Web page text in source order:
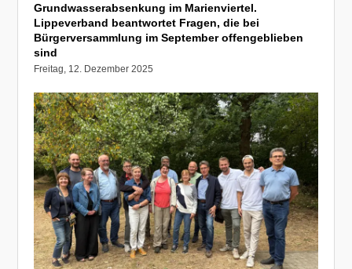
Grundwasserabsenkung im Marienviertel.
Lippeverband beantwortet Fragen, die bei
Bürgerversammlung im September offengeblieben
sind
Freitag, 12. Dezember 2025